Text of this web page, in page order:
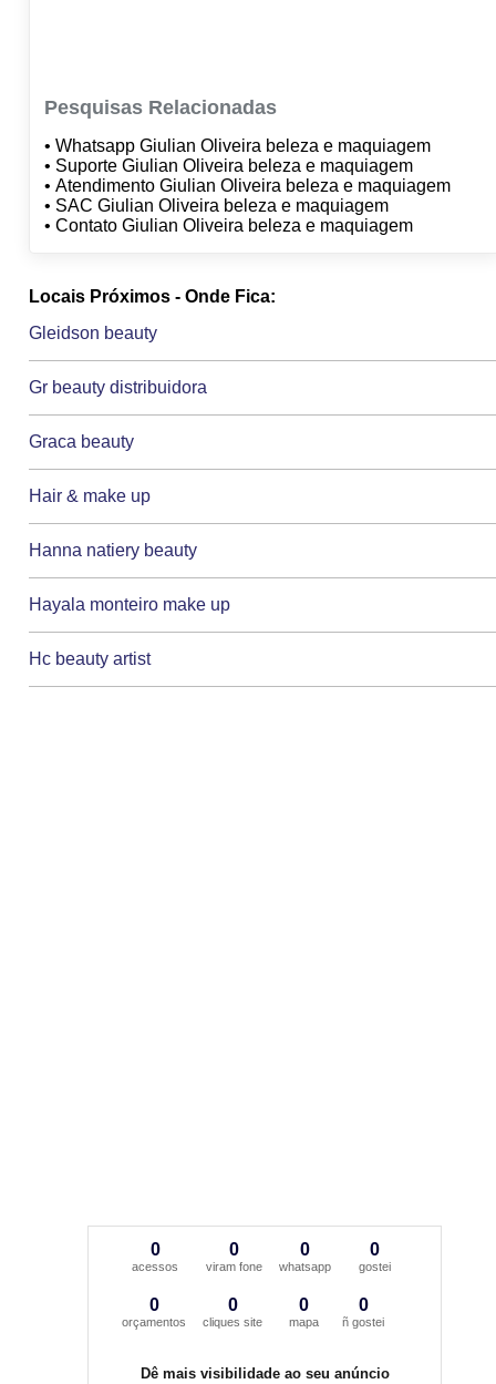
Pesquisas Relacionadas
• Whatsapp Giulian Oliveira beleza e maquiagem
• Suporte Giulian Oliveira beleza e maquiagem
• Atendimento Giulian Oliveira beleza e maquiagem
• SAC Giulian Oliveira beleza e maquiagem
• Contato Giulian Oliveira beleza e maquiagem
Locais Próximos - Onde Fica:
Gleidson beauty
Gr beauty distribuidora
Graca beauty
Hair & make up
Hanna natiery beauty
Hayala monteiro make up
Hc beauty artist
0
acessos
0
viram fone
0
whatsapp
0
gostei
0
orçamentos
0
cliques site
0
mapa
0
ñ gostei
Dê mais visibilidade ao seu anúncio